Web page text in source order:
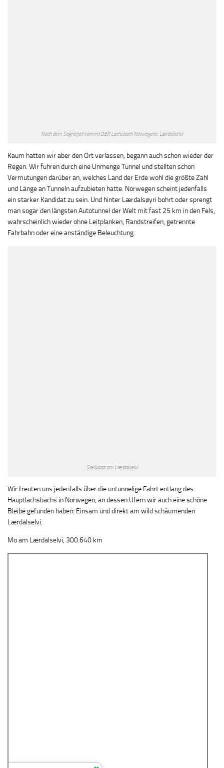
Nach dem Sognefjell kommt DER Lachsbach Norwegens: Lærdalselvi
Kaum hatten wir aber den Ort verlassen, begann auch schon wieder der
Regen. Wir fuhren durch eine Unmenge Tunnel und stellten schon
Vermutungen darüber an, welches Land der Erde wohl die größte Zahl
und Länge an Tunneln aufzubieten hatte. Norwegen scheint jedenfalls
ein starker Kandidat zu sein. Und hinter Lærdalsøyri bohrt oder sprengt
man sogar den längsten Autotunnel der Welt mit fast 25 km in den Fels,
wahrscheinlich wieder ohne Leitplanken, Randstreifen, getrennte
Fahrbahn oder eine anständige Beleuchtung.
Stellplatz am Lærdalselvi
Wir freuten uns jedenfalls über die untunnelige Fahrt entlang des
Hauptlachsbachs in Norwegen, an dessen Ufern wir auch eine schöne
Bleibe gefunden haben: Einsam und direkt am wild schäumenden
Lærdalselvi.
Mo am Lærdalselvi, 300.640 km